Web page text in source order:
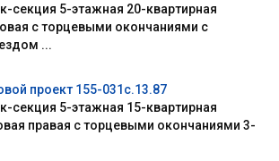
секция 5-этажная 20-квартирная
с торцевыми окончаниями с
...
проект 155-031с.13.87
секция 5-этажная 15-квартирная
правая с торцевыми окончаниями 3-